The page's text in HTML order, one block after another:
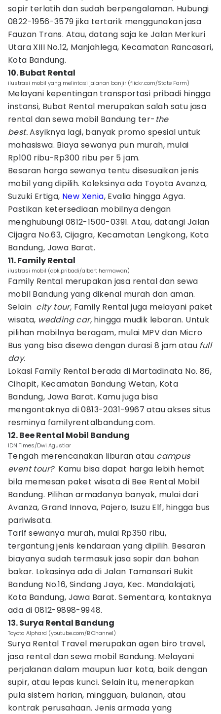
sopir terlatih dan sudah berpengalaman. Hubungi
0822-1956-3579 jika tertarik menggunakan jasa
Fauzan Trans. Atau, datang saja ke Jalan Merkuri
Utara XIII No.12, Manjahlega, Kecamatan Rancasari,
Kota Bandung.
10. Bubat Rental
ilustrasi mobil yang melintasi jalanan banjir (flickr.com/State Farm)
Melayani kepentingan transportasi pribadi hingga
instansi, Bubat Rental merupakan salah satu jasa
rental dan sewa mobil Bandung ter- the
best.Asyiknya lagi, banyak promo spesial untuk
mahasiswa. Biaya sewanya pun murah, mulai
Rp100 ribu-Rp300 ribu per 5 jam.
Besaran harga sewanya tentu disesuaikan jenis
mobil yang dipilih. Koleksinya ada Toyota Avanza,
Suzuki Ertiga, New Xenia, Evalia hingga Agya.
Pastikan ketersediaan mobilnya dengan
menghubungi 0812-1500-0391. Atau, datangi Jalan
Cijagra No.63, Cijagra, Kecamatan Lengkong, Kota
Bandung, Jawa Barat.
11. Family Rental
ilustrasi mobil (dok.pribadi/albert hermawan)
Family Rental merupakan jasa rental dan sewa
mobil Bandung yang dikenal murah dan aman.
Selain city tour, Family Rental juga melayani paket
wisata, wedding car, hingga mudik lebaran. Untuk
pilihan mobilnya beragam, mulai MPV dan Micro
Bus yang bisa disewa dengan durasi 8 jam atau full
day.
Lokasi Family Rental berada di Martadinata No. 86,
Cihapit, Kecamatan Bandung Wetan, Kota
Bandung, Jawa Barat. Kamu juga bisa
mengontaknya di 0813-2031-9967 atau akses situs
resminya familyrentalbandung.com.
12. Bee Rental Mobil Bandung
IDN Times/Dwi Agustiar
Tengah merencanakan liburan atau campus
event tour? Kamu bisa dapat harga lebih hemat
bila memesan paket wisata di Bee Rental Mobil
Bandung. Pilihan armadanya banyak, mulai dari
Avanza, Grand Innova, Pajero, Isuzu Elf, hingga bus
pariwisata.
Tarif sewanya murah, mulai Rp350 ribu,
tergantung jenis kendaraan yang dipilih. Besaran
biayanya sudah termasuk jasa sopir dan bahan
bakar. Lokasinya ada di Jalan Tamansari Bukit
Bandung No.16, Sindang Jaya, Kec. Mandalajati,
Kota Bandung, Jawa Barat. Sementara, kontaknya
ada di 0812-9898-9948.
13. Surya Rental Bandung
Toyota Alphard (youtube.com/B Channel)
Surya Rental Travel merupakan agen biro travel,
jasa rental dan sewa mobil Bandung. Melayani
perjalanan dalam maupun luar kota, baik dengan
supir, atau lepas kunci. Selain itu, menerapkan
pula sistem harian, mingguan, bulanan, atau
kontrak perusahaan. Jenis armada yang